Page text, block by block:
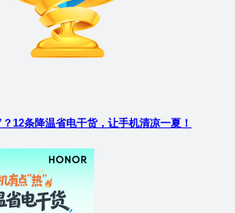
12条降温省电干货，让手机清凉一夏！